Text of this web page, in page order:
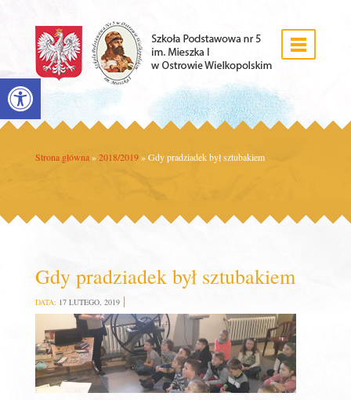
Open toolbar
Strona główna » 2018/2019 »Gdy pradziadek był sztubakiem
Gdy pradziadek był sztubakiem
DATA: 17 LUTEGO, 2019